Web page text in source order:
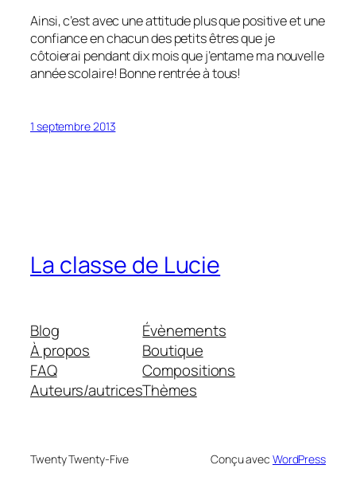
Ainsi, c’est avec une attitude plus que positive et une
confiance en chacun des petits êtres que je
côtoierai pendant dix mois que j’entame ma nouvelle
année scolaire! Bonne rentrée à tous!
1 septembre 2013
La classe de Lucie
Blog
À propos
FAQ
Auteurs/autrices
Évènements
Boutique
Compositions
Thèmes
Twenty Twenty-Five Conçu avec WordPress